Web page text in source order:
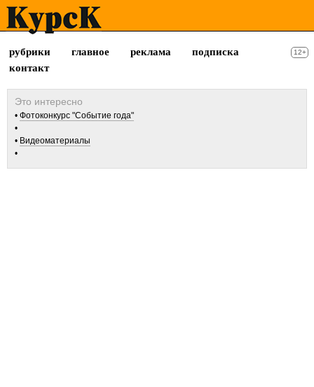
рубрики главное реклама
подписка
контакт
12+
Фотоконкурс "Событие года"
Видеоматериалы